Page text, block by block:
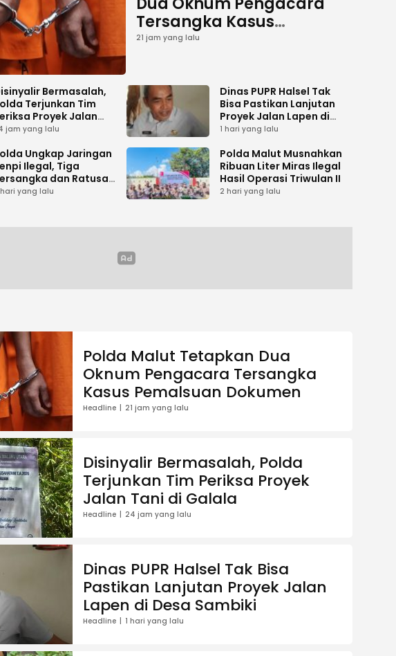
Tersangka Kasus
Pemalsuan Dokumen
21 jam yang lalu
Bermasalah,
Terjunkan Tim
Proyek Jalan
di Galala
jam yang lalu
Dinas PUPR Halsel Tak
Bisa Pastikan Lanjutan
Proyek Jalan Lapen di
Desa Sambiki
1 hari yang lalu
Ungkap Jaringan
Ilegal, Tiga
dan Ratusan
Diamankan
yang lalu
Polda Malut Musnahkan
Ribuan Liter Miras Ilegal
Hasil Operasi Triwulan II
2 hari yang lalu
Polda Malut Tetapkan Dua
Oknum Pengacara Tersangka
Kasus Pemalsuan Dokumen
Headline 21 jam yang lalu
Disinyalir Bermasalah, Polda
Terjunkan Tim Periksa Proyek
Jalan Tani di Galala
Headline 24 jam yang lalu
Dinas PUPR Halsel Tak Bisa
Pastikan Lanjutan Proyek Jalan
Lapen di Desa Sambiki
Headline 1 hari yang lalu